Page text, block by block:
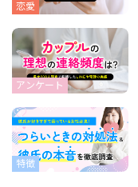
恋愛
アンケート
特徴